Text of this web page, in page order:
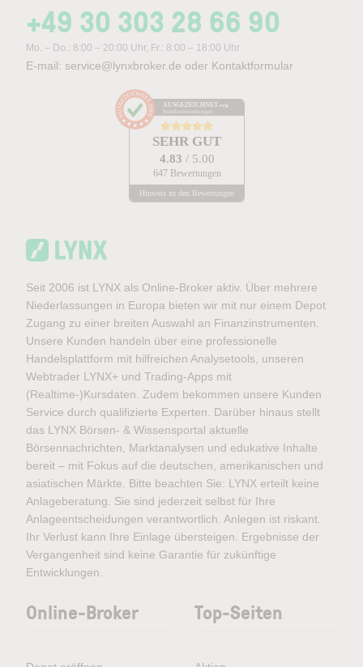
+49 30 303 28 66 90
Mo. – Do.: 8:00 – 20:00 Uhr, Fr.: 8:00 – 18:00 Uhr
E-mail: service@lynxbroker.de oder Kontaktformular
AUSGEZEICHNET .org
Kundenbewertungen
SEHR GUT
4.83 / 5.00
647 Bewertungen
Hinweis zu den Bewertungen
Seit 2006 ist LYNX als Online-Broker aktiv. Über mehrere
Niederlassungen in Europa bieten wir mit nur einem Depot
Zugang zu einer breiten Auswahl an Finanzinstrumenten.
Unsere Kunden handeln über eine professionelle
Handelsplattform mit hilfreichen Analysetools, unseren
Webtrader LYNX+ und Trading-Apps mit
(Realtime-)Kursdaten. Zudem bekommen unsere Kunden
Service durch qualifizierte Experten. Darüber hinaus stellt
das LYNX Börsen- & Wissensportal aktuelle
Börsennachrichten, Marktanalysen und edukative Inhalte
bereit – mit Fokus auf die deutschen, amerikanischen und
asiatischen Märkte. Bitte beachten Sie: LYNX erteilt keine
Anlageberatung. Sie sind jederzeit selbst für Ihre
Anlageentscheidungen verantwortlich. Anlegen ist riskant.
Ihr Verlust kann Ihre Einlage übersteigen. Ergebnisse der
Vergangenheit sind keine Garantie für zukünftige
Entwicklungen.
Online-Broker Top-Seiten